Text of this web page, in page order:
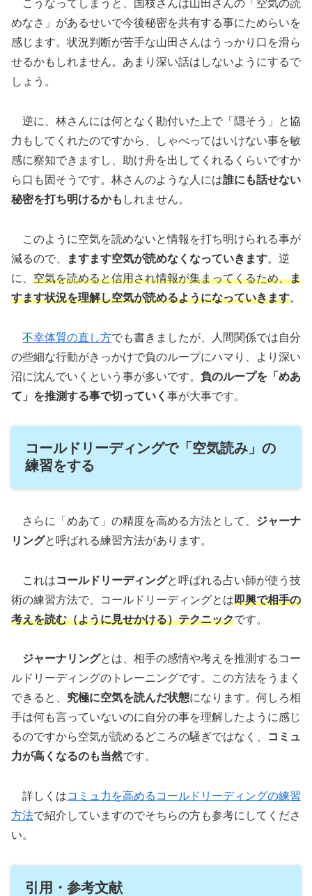
こうなってしまうと、国枝さんは山田さんの「空気の読
めなさ」があるせいで今後秘密を共有する事にためらいを
感じます。状況判断が苦手な山田さんはうっかり口を滑ら
せるかもしれません。あまり深い話はしないようにするで
しょう。
逆に、林さんには何となく勘付いた上で「隠そう」と協
力もしてくれたのですから、しゃべってはいけない事を敏
感に察知できますし、助け舟を出してくれるくらいですか
ら口も固そうです。林さんのような人には誰にも話せない
秘密を打ち明けるかも しれません。
このように空気を読めないと情報を打ち明けられる事が
減るので、
ますます空気が読めなくなっていきます。逆
に、 空気を読めると信用され情報が集まってくるため、ま
すます状況を理解し空気が読めるようになっていきます。
不幸体質の直し方でも書きましたが、人間関係では自分
の些細な行動がきっかけで負のループにハマり、より深い
沼に沈んでいくという事が多いです。 負のループを「めあ
て」を推測する事で切っていく 事が大事です。
コールドリーディングで「空気読み」の
練習をする
さらに「めあて」の精度を高める方法として、 ジャーナ
リングと呼ばれる練習方法があります。
これはコールドリーディングと呼ばれる占い師が使う技
術の練習方法で、コールドリーディングとは即興で相手の
考えを読む（ように見せかける）テクニックです。
ジャーナリングとは、相手の感情や考えを推測するコー
ルドリーディングのトレーニングです。この方法をうまく
できると、 究極に空気を読んだ状態になります。何しろ相
手は何も言っていないのに自分の事を理解したように感じ
るのですから空気が読めるどころの騒ぎではなく、
コミュ
力が高くなるのも当然です。
詳しくはコミュ力を高めるコールドリーディングの練習
方法で紹介していますのでそちらの方も参考にしてくださ
い。
引用・参考文献